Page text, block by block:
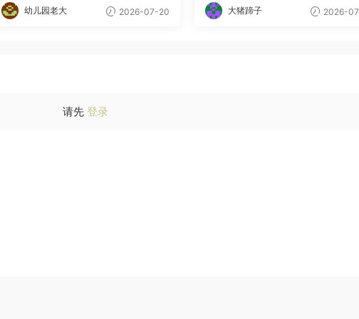
幼儿园老大 2026-07-20 大猪蹄子 2026-
请先 登录